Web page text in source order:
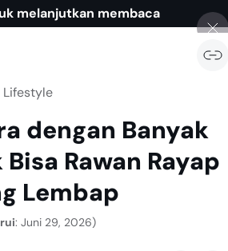
melanjutkan membaca
Lifestyle
dengan Banyak
Rawan Rayap
Lembap
: Juni 29, 2026)